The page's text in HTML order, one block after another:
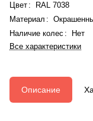
Цвет :
RAL 7038
Материал :
Наличие колес :
Нет
Все характеристики
Описание